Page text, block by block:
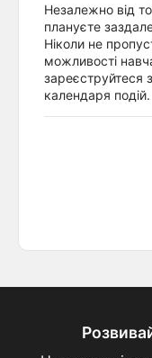
Незалежно від
плануєте
Ніколи не
можливості
зареєструйтеся
календаря подій.